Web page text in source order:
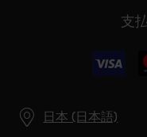
日本 (日本語)
支